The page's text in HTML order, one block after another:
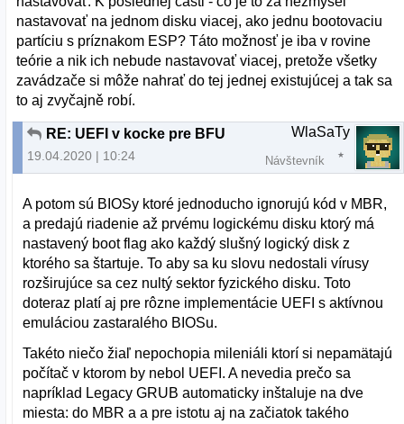
nastavovať na jednom disku viacej, ako jednu bootovaciu
partíciu s príznakom ESP? Táto možnosť je iba v rovine
teórie a nik ich nebude nastavovať viacej, pretože všetky
zavádzače si môže nahrať do tej jednej existujúcej a tak sa
to aj zvyčajně robí.
RE: UEFI v kocke pre BFU
19.04.2020 | 10:24
WlaSaTy
Návštevník
A potom sú BIOSy ktoré jednoducho ignorujú kód v MBR,
a predajú riadenie až prvému logickému disku ktorý má
nastavený boot flag ako každý slušný logický disk z
ktorého sa štartuje. To aby sa ku slovu nedostali vírusy
rozširujúce sa cez nultý sektor fyzického disku. Toto
doteraz platí aj pre rôzne implementácie UEFI s aktívnou
emuláciou zastaralého BIOSu.
Takéto niečo žiaľ nepochopia mileniáli ktorí si nepamätajú
počítač v ktorom by nebol UEFI. A nevedia prečo sa
napríklad Legacy GRUB automaticky inštaluje na dve
miesta: do MBR a a pre istotu aj na začiatok takého